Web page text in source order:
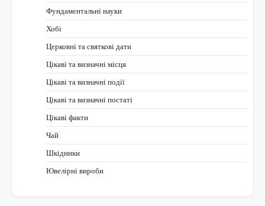
Фундаментальні науки
Хобі
Церковні та святкові дати
Цікаві та визначні місця
Цікаві та визначні події
Цікаві та визначні постаті
Цікаві факти
Чай
Шкідники
Ювелірні вироби